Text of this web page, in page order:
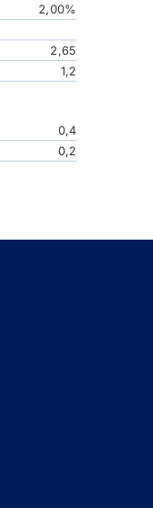
2,00%
2,65
1,2
0,4
0,2